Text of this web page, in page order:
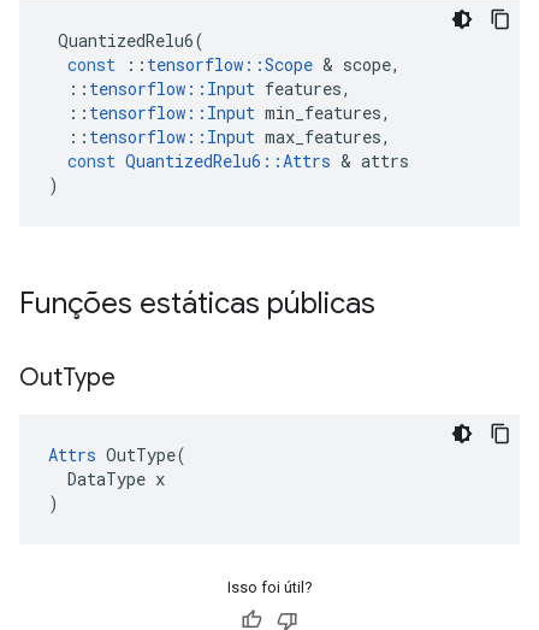
QuantizedRelu6(
const
:: tensorflow ::Scope & scope,
:: tensorflow :: Input features,
:: tensorflow :: Input min_features,
:: tensorflow :: Input max_features,
const QuantizedRelu6 ::Attrs & attrs
)
Funções estáticas públicas
OutType
Attrs OutType(
  DataType x
)
Isso foi útil?